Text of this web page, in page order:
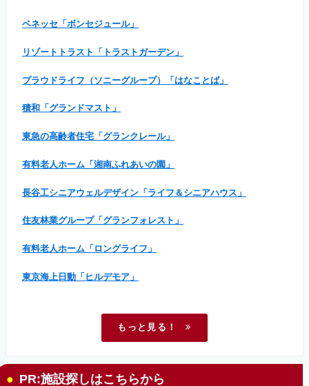
ベネッセ「ボンセジュール」
リゾートトラスト「トラストガーデン」
プラウドライフ（ソニーグループ）「はなことば」
積和「グランドマスト」
東急の高齢者住宅「グランクレール」
有料老人ホーム「湘南ふれあいの園」
長谷工シニアウェルデザイン「ライフ＆シニアハウス」
住友林業グループ「グランフォレスト」
有料老人ホーム「ロングライフ」
東京海上日動「ヒルデモア」
もっと見る！
PR:施設探しはこちらから